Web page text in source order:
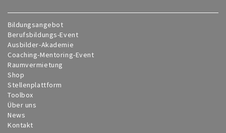
Bildungsangebot
Berufsbildungs-Event
Ausbilder-Akademie
Coaching-Mentoring-Event
Raumvermietung
Shop
Stellenplattform
Toolbox
Über uns
News
Kontakt